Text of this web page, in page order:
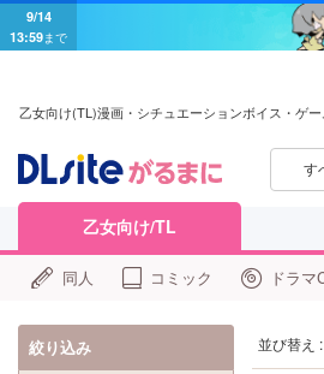
9/14
13:59まで
乙女向け(TL)漫画・シチュエーションボイス・ゲ
す
乙女向け/TL
同人 コミック ドラマ
並び替え :
絞り込み